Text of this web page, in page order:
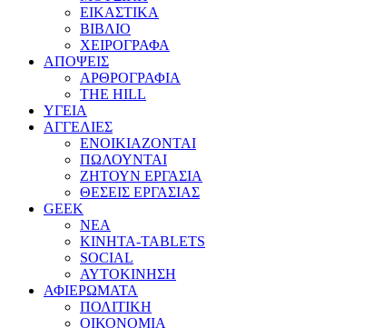
ΕΙΚΑΣΤΙΚΑ
ΒΙΒΛΙΟ
ΧΕΙΡΟΓΡΑΦΑ
ΑΠΟΨΕΙΣ
ΑΡΘΡΟΓΡΑΦΙΑ
THE HILL
ΥΓΕΙΑ
ΑΓΓΕΛΙΕΣ
ΕΝΟΙΚΙΑΖΟΝΤΑΙ
ΠΩΛΟΥΝΤΑΙ
ΖΗΤΟΥΝ ΕΡΓΑΣΙΑ
ΘΕΣΕΙΣ ΕΡΓΑΣΙΑΣ
GEEK
ΝΕΑ
ΚΙΝΗΤΑ-TABLETS
SOCIAL
ΑΥΤΟΚΙΝΗΣΗ
ΑΦΙΕΡΩΜΑΤΑ
ΠΟΛΙΤΙΚΗ
ΟΙΚΟΝΟΜΙΑ